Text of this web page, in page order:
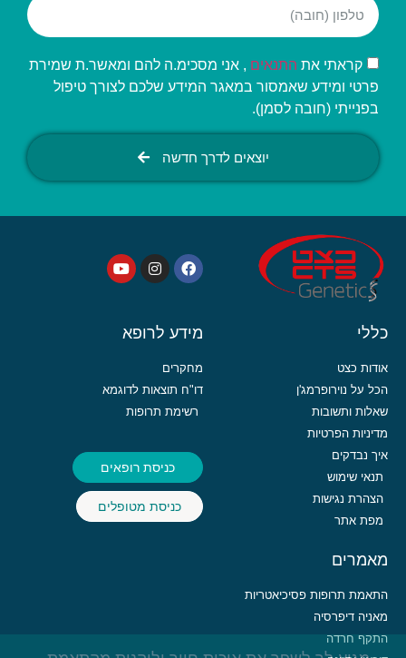
קראתי את התנאים , אני מסכימ.ה להם ומאשר.ת שמירת
פרטי ומידע שאמסור במאגר המידע שלכם לצורך טיפול
בפנייתי (חובה לסמן).
יוצאים לדרך חדשה
כללי
אודות כצט
הכל על נוירופרמג'ן
שאלות ותשובות
מדיניות הפרטיות
איך נבדקים
תנאי שימוש
הצהרת נגישות
מפת אתר
מידע לרופא
מחקרים
דו"ח תוצאות לדוגמא
רשימת תרופות
כניסת רופאים
כניסת מטופלים
מאמרים
התאמת תרופות פסיכיאטריות
מאניה דיפרסיה
התקף חרדה